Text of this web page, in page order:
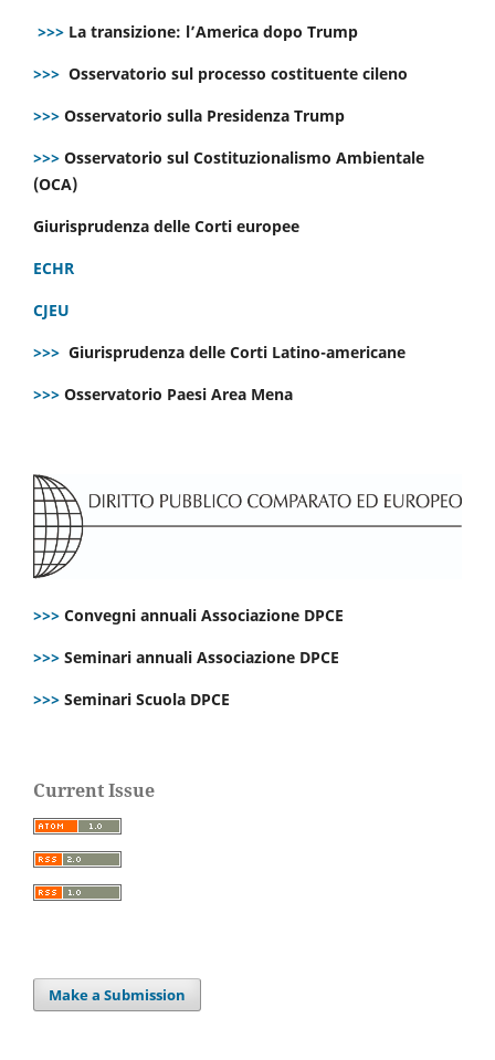
>>> La transizione: l’America dopo Trump
>>> Osservatorio sul processo costituente cileno
>>> Osservatorio sulla Presidenza Trump
>>> Osservatorio sul Costituzionalismo Ambientale
(OCA)
Giurisprudenza delle Corti europee
ECHR
CJEU
>>> Giurisprudenza delle Corti Latino-americane
>>> Osservatorio Paesi Area Mena
>>> Convegni annuali Associazione DPCE
>>> Seminari annuali Associazione DPCE
>>> Seminari Scuola DPCE
Current Issue
Make a Submission